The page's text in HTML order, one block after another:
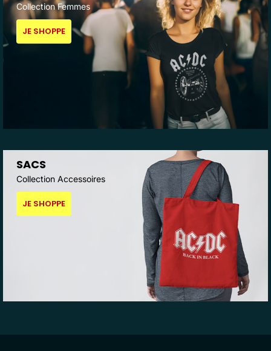
Collection Femmes
JE SHOPPE
SACS
Collection Accessoires
JE SHOPPE